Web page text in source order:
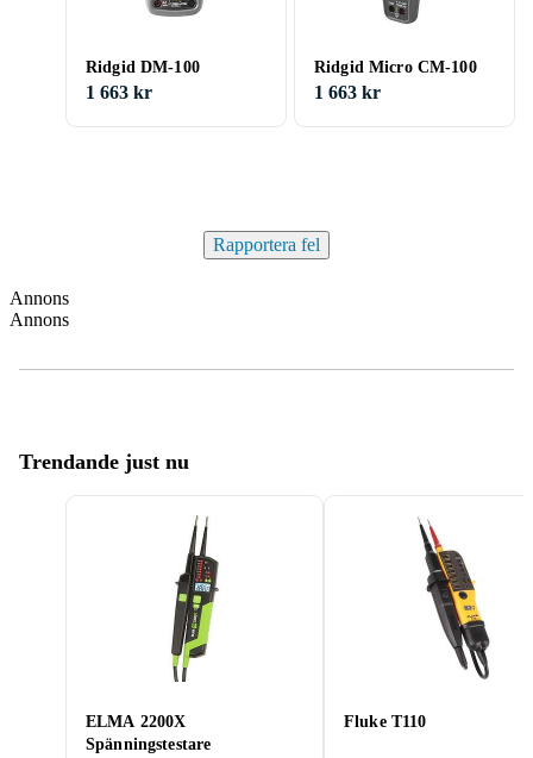
Ridgid DM-100
1 663 kr
Ridgid Micro CM-100
1 663 kr
Rapportera fel
Annons
Annons
Trendande just nu
ELMA 2200X
Spänningstestare
Fluke T110